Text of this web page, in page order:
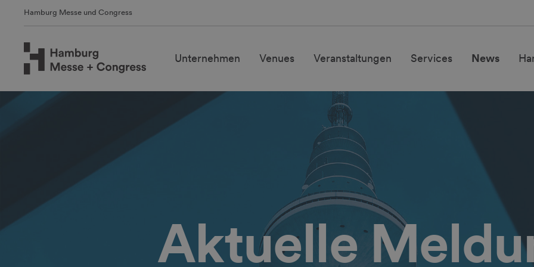
Hamburg Messe und Congress
Unternehmen Venues Veranstaltungen Services News
Aktuelle